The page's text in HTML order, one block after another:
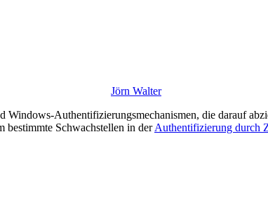
Jörn Walter
Authentifizierungsmechanismen, die darauf
bestimmte Schwachstellen in derAuthentifizierung durch